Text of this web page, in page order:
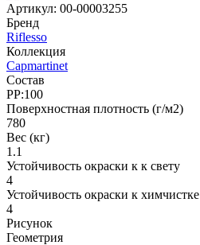
Артикул: 00-00003255
Бренд
Riflesso
Коллекция
Capmartinet
Состав
PP:100
Поверхностная плотность (г/м2)
780
Вес (кг)
1.1
Устойчивость окраски к к свету
4
Устойчивость окраски к химчистке
4
Рисунок
Геометрия